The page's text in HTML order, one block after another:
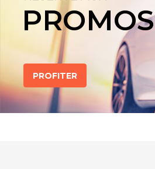
PROMOS
PROFITER